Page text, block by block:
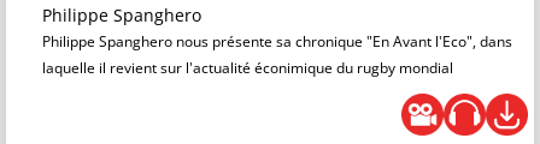
Philippe Spanghero
Philippe Spanghero nous présente sa chronique "En Avant l'Eco", dans
laquelle il revient sur l'actualité éconimique du rugby mondial